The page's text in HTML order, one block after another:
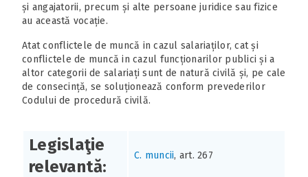
și angajatorii, precum și alte persoane juridice sau fizice
au această vocație.
Atat conflictele de muncă in cazul salariaților, cat și
conflictele de muncă in cazul funcționarilor publici și a
altor categorii de salariați sunt de natură civilă și, pe cale
de consecință, se soluționează conform prevederilor
Codului de procedură civilă.
Legislaţie
relevantă:
C. muncii, art. 267